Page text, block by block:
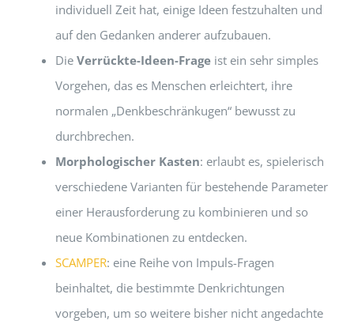
individuell Zeit hat, einige Ideen festzuhalten und
auf den Gedanken anderer aufzubauen.
Die Verrückte-Ideen-Frageist ein sehr simples
Vorgehen, das es Menschen erleichtert, ihre
normalen „Denkbeschränkugen“ bewusst zu
durchbrechen.
Morphologischer Kasten: erlaubt es, spielerisch
verschiedene Varianten für bestehende Parameter
einer Herausforderung zu kombinieren und so
neue Kombinationen zu entdecken.
SCAMPER: eine Reihe von Impuls-Fragen
beinhaltet, die bestimmte Denkrichtungen
vorgeben, um so weitere bisher nicht angedachte